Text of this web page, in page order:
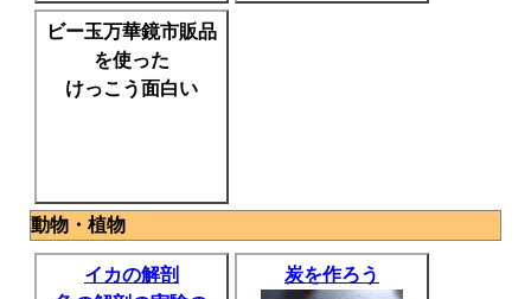
ビー玉万華鏡市販品
を使った
けっこう面白い
動物・植物
イカの解剖
炭を作ろう